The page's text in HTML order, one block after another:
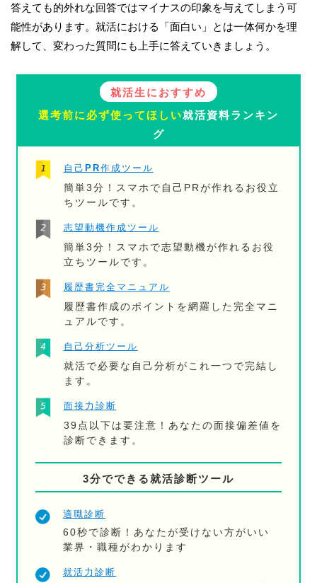
答えても的外れな回答ではマイナスの印象を与えてしまう可
能性があります。就活における「面白い」とは一体何かを理
解して、変わった質問にも上手に答えていきましょう。
就活生におすすめ
選考前に必ず使ってほしい就活資料ランキン
グ
自己PR作成ツール
簡単3分！スマホで自己PRが作れるお役立
ちツールです。
志望動機作成ツール
簡単3分！スマホで志望動機が作れるお役
立ちツールです。
履歴書完全マニュアル
履歴書作成のポイントを網羅した完全マニ
ュアルです。
自己分析ツール
就活で必要な自己分析がこれ一つで完結し
ます。
面接力診断
39点以下は要注意！あなたの面接偏差値を
診断できます。
3分でできる就活診断ツール
適職診断
60秒で診断！あなたが受けない方がいい
業界・職種がわかります
就活力診断